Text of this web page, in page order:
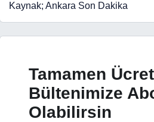
Kaynak; Ankara Son Dakika
Tamamen
Bültenimize
Olabilirsin